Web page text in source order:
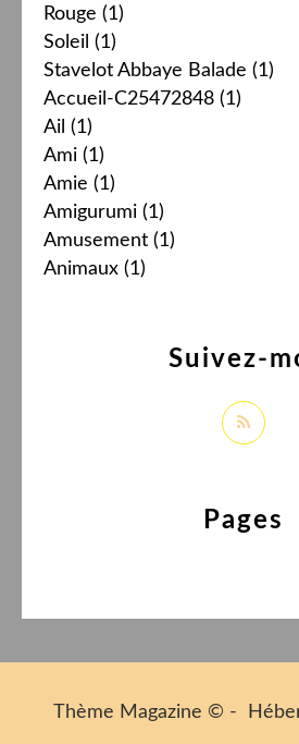
Rouge (1)
Soleil (1)
Stavelot Abbaye Balade (1)
Accueil-C25472848 (1)
Ail (1)
Ami (1)
Amie (1)
Amigurumi (1)
Amusement (1)
Animaux (1)
Pages
Suivez-
Thème Magazine © -